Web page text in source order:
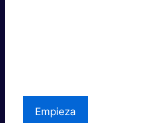
Empieza